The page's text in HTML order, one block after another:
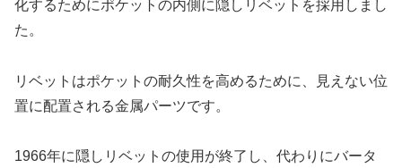
化するためにポケットの内側に隠しリベットを採用しまし
た。
リベットはポケットの耐久性を高めるために、見えない位
置に配置される金属パーツです。
1966年に隠しリベットの使用が終了し、代わりにバータ